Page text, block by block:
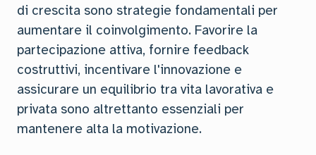
di crescita sono strategie fondamentali per
aumentare il coinvolgimento. Favorire la
partecipazione attiva, fornire feedback
costruttivi, incentivare l'innovazione e
assicurare un equilibrio tra vita lavorativa e
privata sono altrettanto essenziali per
mantenere alta la motivazione.